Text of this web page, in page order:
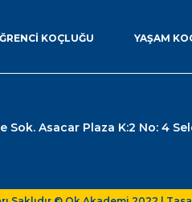
KOÇLUĞU YAŞAM
Asacar Plaza K:2 No: 4